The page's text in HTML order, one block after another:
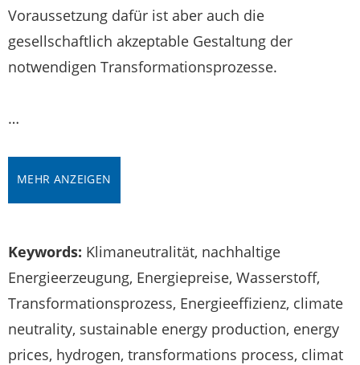
Voraussetzung dafür ist aber auch die
gesellschaftlich akzeptable Gestaltung der
notwendigen Transformationsprozesse.
…
MEHR ANZEIGEN
Keywords: Klimaneutralität, nachhaltige
Energieerzeugung, Energiepreise, Wasserstoff,
Transformationsprozess, Energieeffizienz, climate
neutrality, sustainable energy production, energy
prices, hydrogen, transformations process, climat